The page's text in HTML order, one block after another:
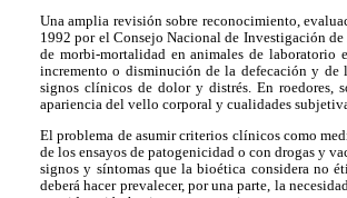
Una amplia revisión sobre reconocimiento,
1992 por el Consejo Nacional de Investigación
de morbi-mortalidad en animales de laboratorio
incremento o disminución de la defecación y
signos clínicos de dolor y distrés. En roedores,
apariencia del vello corporal y cualidades
El problema de asumir criterios clínicos como
de los ensayos de patogenicidad o con drogas y
signos y síntomas que la bioética considera no
deberá hacer prevalecer, por una parte, la